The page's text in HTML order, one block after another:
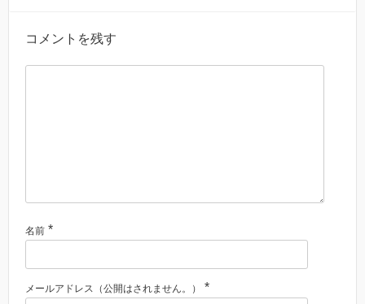
コメントを残す
名前 *
メールアドレス（公開はされません。） *